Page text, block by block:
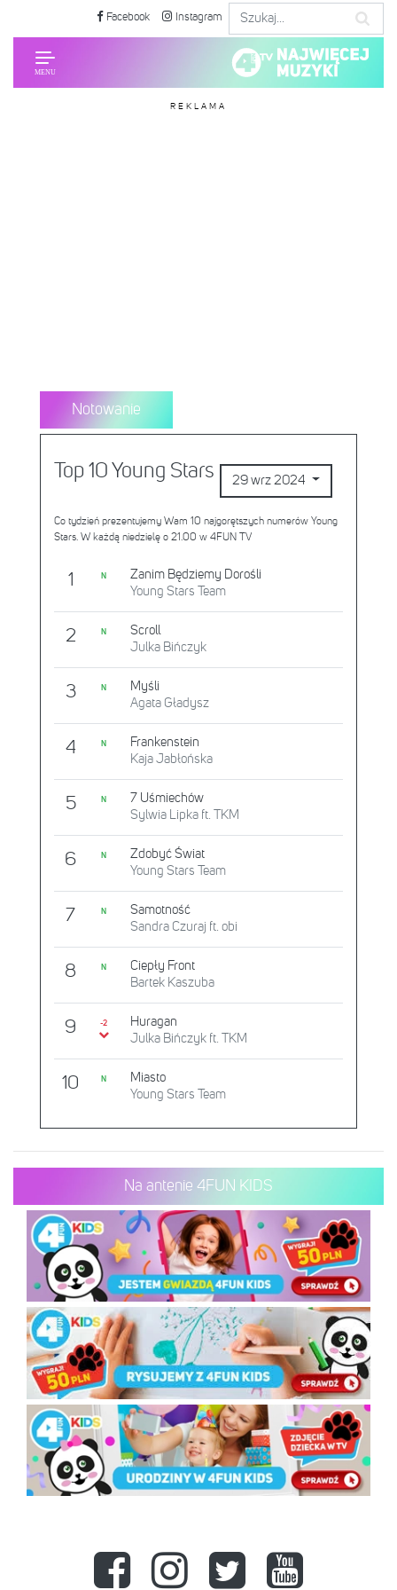
Facebook Instagram
REKLAMA
Notowanie
Top 10 Young Stars 29 wrz 2024
Co tydzień prezentujemy Wam 10 najgorętszych numerów Young
Stars. W każdą niedzielę o 21.00 w 4FUN TV
1 N
Zanim Będziemy Dorośli
Young Stars Team
2 N
Scroll
Julka Bińczyk
3 N
Myśli
Agata Gładysz
4 N
Frankenstein
Kaja Jabłońska
5 N
7 Uśmiechów
Sylwia Lipka ft. TKM
6 N
Zdobyć Świat
Young Stars Team
7 N
Samotność
Sandra Czuraj ft. obi
8 N
Ciepły Front
Bartek Kaszuba
9 -2
Huragan
Julka Bińczyk ft. TKM
10 N
Miasto
Young Stars Team
Na antenie 4FUN KIDS